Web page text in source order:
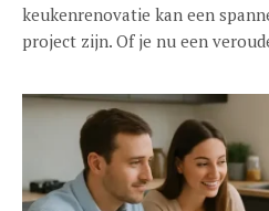
keukenrenovatie kan een
project zijn. Of je nu een